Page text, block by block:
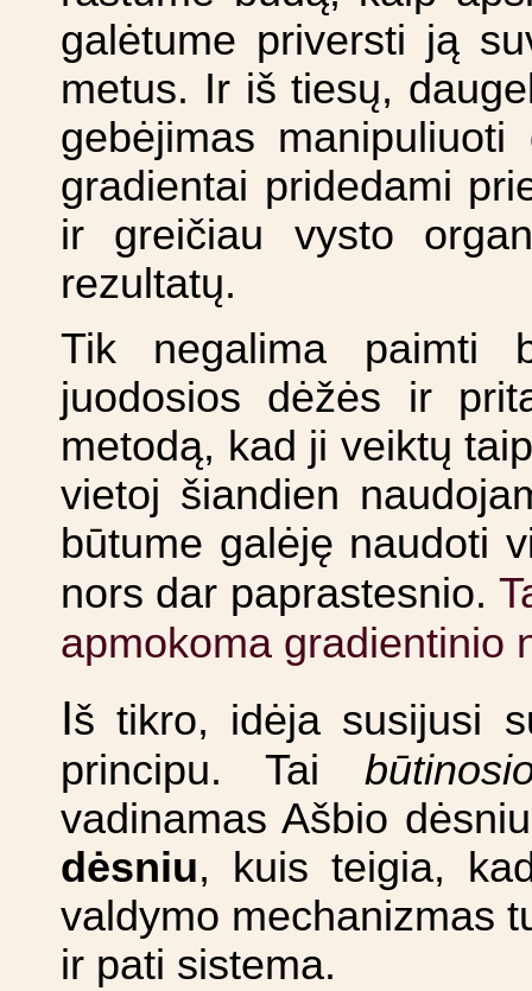
galėtume priversti ją
metus. Ir iš tiesų,
gebėjimas
gradientai pridedami
ir greičiau vysto
rezultatų.
Tik negalima paimti
juodosios dėžės ir
metodą, kad ji veiktų
vietoj šiandien
būtume galėję naudoti
nors dar paprastesnio.
apmokoma gradientinio
Iš tikro, idėja susijusi
principu. Tai
vadinamas Ašbio
dėsniu, kuis teigia,
valdymo mechanizmas
ir pati sistema.